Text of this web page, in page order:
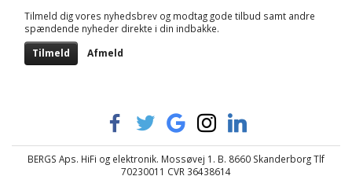
Tilmeld dig vores nyhedsbrev og modtag gode tilbud samt andre
spændende nyheder direkte i din indbakke.
Tilmeld Afmeld
BERGS Aps. HiFi og elektronik. Mossøvej 1. B. 8660 Skanderborg Tlf
70230011 CVR 36438614